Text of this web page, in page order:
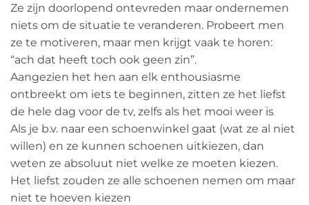
Ze zijn doorlopend ontevreden maar ondernemen
niets om de situatie te veranderen. Probeert men
ze te motiveren, maar men krijgt vaak te horen:
“ach dat heeft toch ook geen zin”.
Aangezien het hen aan elk enthousiasme
ontbreekt om iets te beginnen, zitten ze het liefst
de hele dag voor de tv, zelfs als het mooi weer is
Als je b.v. naar een schoenwinkel gaat (wat ze al niet
willen) en ze kunnen schoenen uitkiezen, dan
weten ze absoluut niet welke ze moeten kiezen.
Het liefst zouden ze alle schoenen nemen om maar
niet te hoeven kiezen